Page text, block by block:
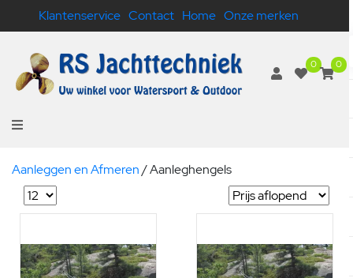
Klantenservice Contact Home Onze merken
0 0
Aanleggen en Afmeren/Aanleghengels